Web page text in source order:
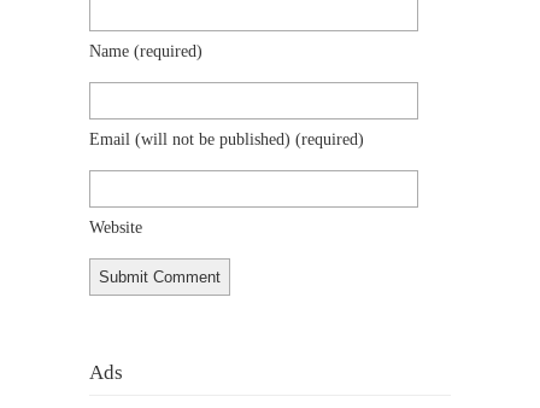
Name (required)
Email (will not be published) (required)
Website
Ads